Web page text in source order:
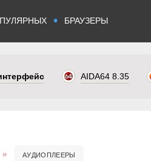
• БРАУЗЕРЫ
AIDA64 8.35
АУДИОПЛЕЕРЫ